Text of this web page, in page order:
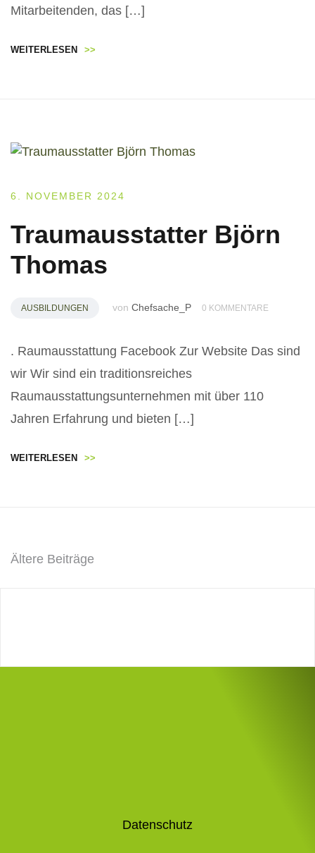
Mitarbeitenden, das […]
WEITERLESEN >>
6. NOVEMBER 2024
Traumausstatter Björn
Thomas
AUSBILDUNGEN von Chefsache_P 0 KOMMENTARE
. Raumausstattung Facebook Zur Website Das sind
wir Wir sind ein traditionsreiches
Raumausstattungsunternehmen mit über 110
Jahren Erfahrung und bieten […]
WEITERLESEN >>
Ältere Beiträge
Datenschutz